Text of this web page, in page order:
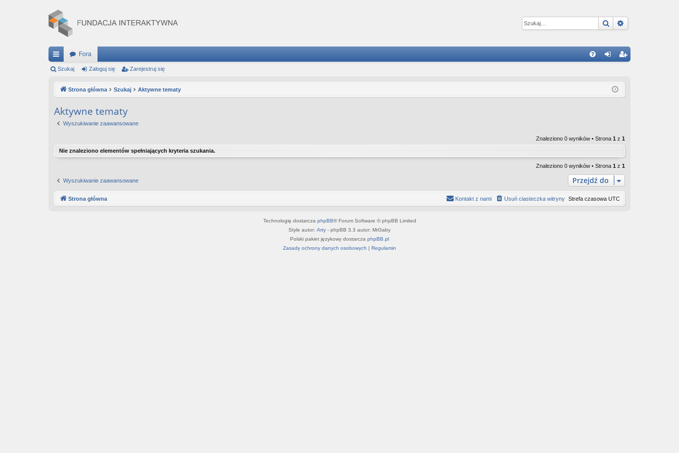
Szukaj
ię
…
Fora
ej
si
Szukaj Zaloguj się Zarejestruj się
Strona główna Szukaj Aktywne tematy
Aktywne tematy
Wyszukiwanie zaawansowane
Znaleziono 0 wyników • Strona 1 z 1
Nie znaleziono elementów spełniających kryteria szukania.
Znaleziono 0 wyników • Strona 1 z 1
Wyszukiwanie zaawansowane Przejdź do
Strona główna Strefa czasowa UTC
Usuń ciasteczka witryny
Kontakt z nami
Technologię dostarcza phpBB® Forum Software © phpBB Limited
Style autor: Arty - phpBB 3.3 autor: MrGaby
Polski pakiet językowy dostarcza phpBB.pl
Zasady ochrony danych osobowych
Regulamin